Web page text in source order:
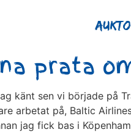
prata
känt sen vi började på
arbetat på, Baltic
jag fick bas i